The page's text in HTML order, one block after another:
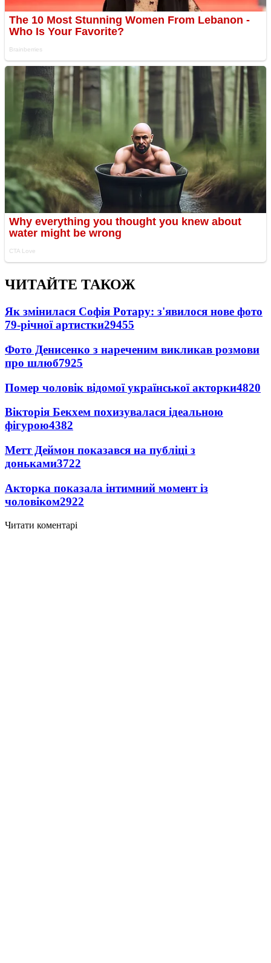
ЧИТАЙТЕ ТАКОЖ
Як змінилася Софія Ротару: з'явилося нове фото
79-річної артистки29455
Фото Денисенко з нареченим викликав розмови
про шлюб7925
Помер чоловік відомої української акторки4820
Вікторія Бекхем похизувалася ідеальною
фігурою4382
Метт Деймон показався на публіці з
доньками3722
Акторка показала інтимний момент із
чоловіком2922
Читати коментарі